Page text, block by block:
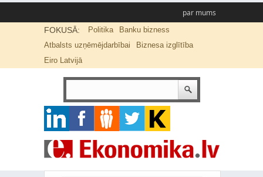
par mums
FOKUSĀ: Politika
Banku bizness
Atbalsts uzņēmējdarbībai
Biznesa izglītība
Eiro Latvijā